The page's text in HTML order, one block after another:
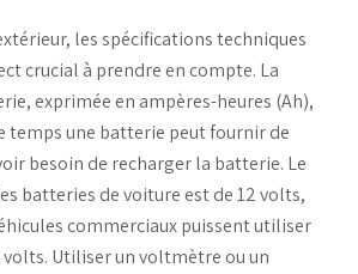
les spécifications techniques
crucial à prendre en compte. La
, exprimée en ampères-heures (Ah),
temps une batterie peut fournir de
besoin de recharger la batterie. Le
batteries de voiture est de 12 volts,
commerciaux puissent utiliser
Utiliser unvoltmètre ou un